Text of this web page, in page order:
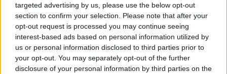
targeted advertising by us, please use the below opt-out
section to confirm your selection. Please note that after your
opt-out request is processed you may continue seeing
interest-based ads based on personal information utilized by
us or personal information disclosed to third parties prior to
your opt-out. You may separately opt-out of the further
disclosure of your personal information by third parties on the
18η συνεχόμενη χρονιά για τον ΟΤΕ στη διεθνή σειρά δεικτών
FTSE4Good
Alpha Bank: Για πρώτη φορά το Αρχαίο Θέατρο Επιδαύρου άνοιξε τις
πύλες του σε όλους